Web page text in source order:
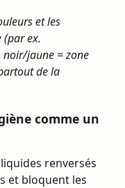
et les
(par ex.
jaune = zone
de la
comme un
renversés
et bloquent les